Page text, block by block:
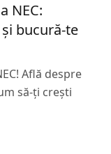
NEC:
bucură-te
Află despre
să-ți crești